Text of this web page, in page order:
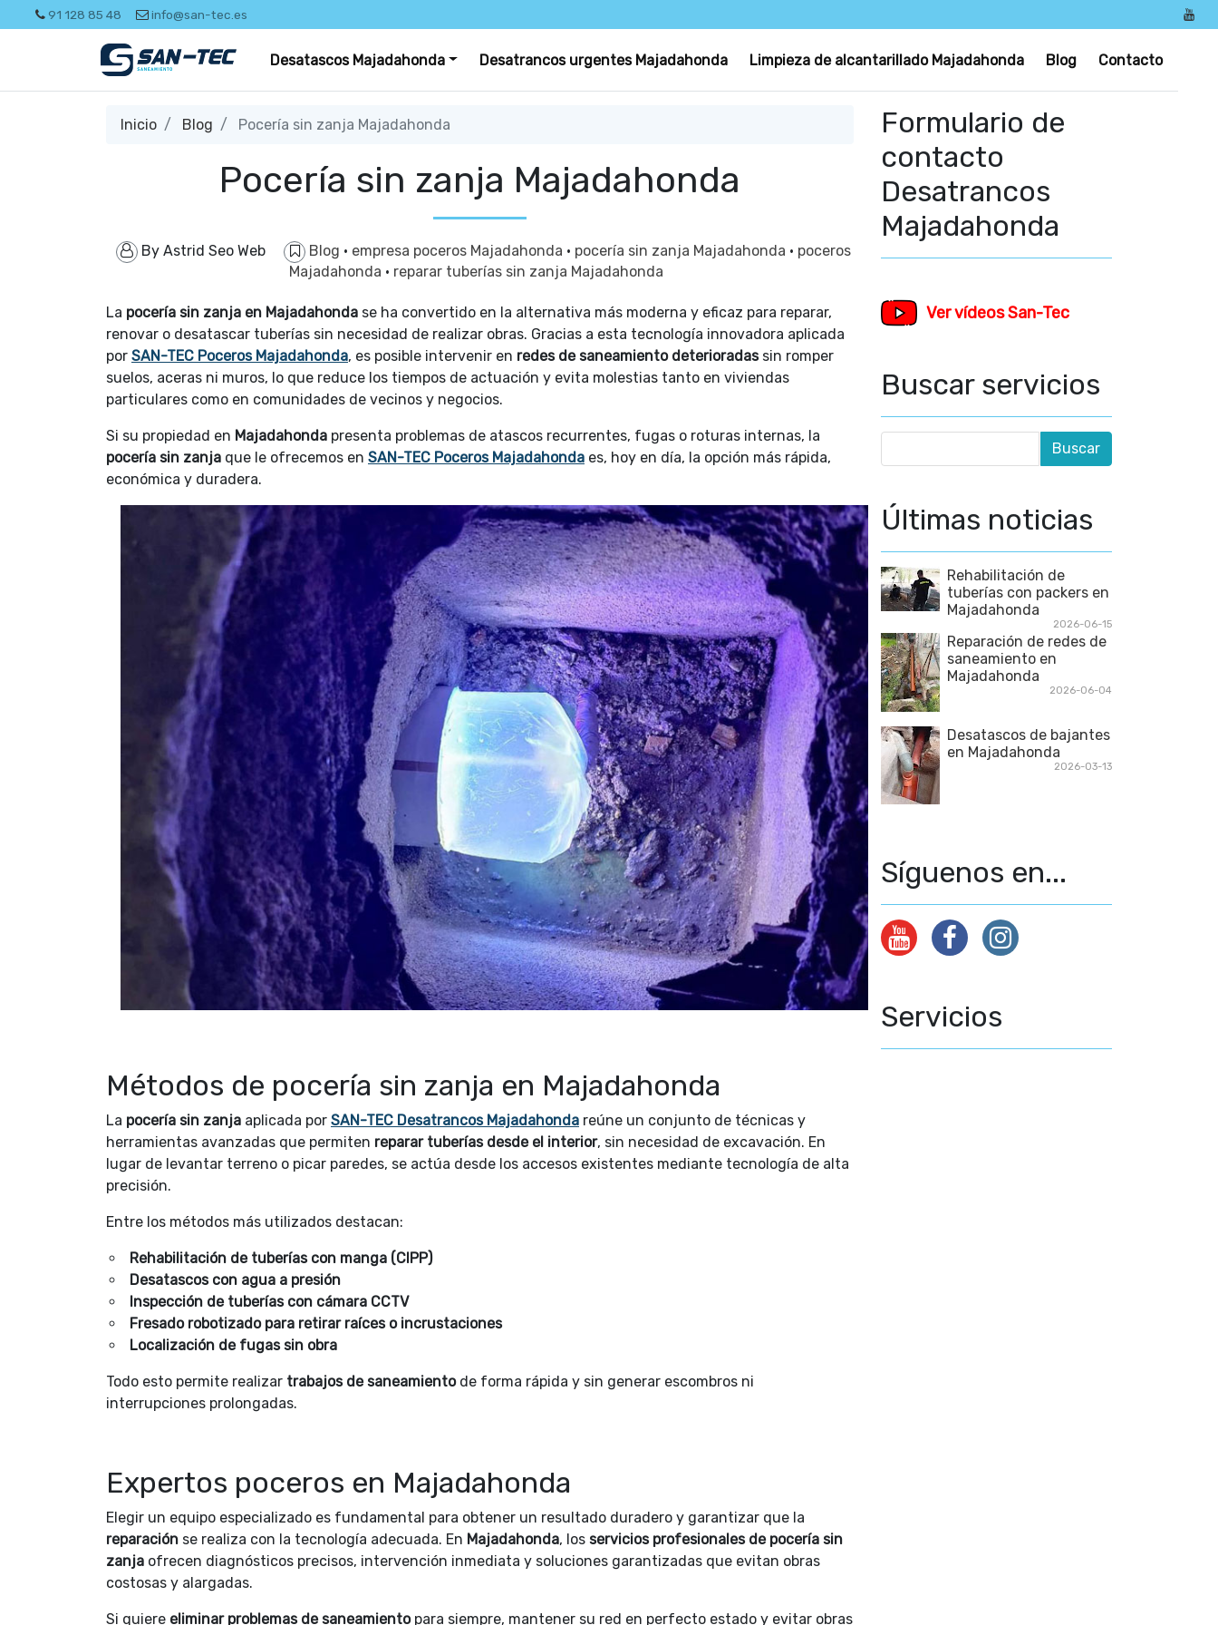
91 128 85 48 info@san-tec.es
Desatascos Majadahonda Desatrancos urgentes Majadahonda Limpieza de alcantarillado Majadahonda Blog Contacto
Inicio Blog Pocería sin zanja Majadahonda
Pocería sin zanja Majadahonda
By Astrid Seo Web Blog · empresa poceros Majadahonda · pocería sin zanja Majadahonda · poceros
Majadahonda · reparar tuberías sin zanja Majadahonda
La pocería sin zanja en Majadahonda se ha convertido en la alternativa más moderna y eficaz para reparar,
renovar o desatascar tuberías sin necesidad de realizar obras. Gracias a esta tecnología innovadora aplicada
por SAN-TEC Poceros Majadahonda, es posible intervenir en redes de saneamiento deterioradassin romper
suelos, aceras ni muros, lo que reduce los tiempos de actuación y evita molestias tanto en viviendas
particulares como en comunidades de vecinos y negocios.
Si su propiedad en Majadahonda presenta problemas de atascos recurrentes, fugas o roturas internas, la
pocería sin zanja que le ofrecemos en SAN-TEC Poceros Majadahonda es, hoy en día, la opción más rápida,
económica y duradera.
Métodos de pocería sin zanja en Majadahonda
La pocería sin zanja aplicada por SAN-TEC Desatrancos Majadahonda reúne un conjunto de técnicas y
herramientas avanzadas que permiten reparar tuberías desde el interior, sin necesidad de excavación. En
lugar de levantar terreno o picar paredes, se actúa desde los accesos existentes mediante tecnología de alta
precisión.
Entre los métodos más utilizados destacan:
Rehabilitación de tuberías con manga (CIPP)
Desatascos con agua a presión
Inspección de tuberías con cámara CCTV
Fresado robotizado para retirar raíces o incrustaciones
Localización de fugas sin obra
Todo esto permite realizar trabajos de saneamientode forma rápida y sin generar escombros ni
interrupciones prolongadas.
Expertos poceros en Majadahonda
Elegir un equipo especializado es fundamental para obtener un resultado duradero y garantizar que la
reparación se realiza con la tecnología adecuada. En Majadahonda, los servicios profesionales de pocería sin
zanja ofrecen diagnósticos precisos, intervención inmediata y soluciones garantizadas que evitan obras
costosas y alargadas.
Si quiere eliminar problemas de saneamientopara siempre, mantener su red en perfecto estado y evitar obras
Formulario de
contacto
Desatrancos
Majadahonda
Ver vídeos San-Tec
Buscar servicios
Últimas noticias
Rehabilitación de
tuberías con packers en
Majadahonda
2026-06-15
Reparación de redes de
saneamiento en
Majadahonda
2026-06-04
Desatascos de bajantes
en Majadahonda
2026-03-13
Síguenos en...
Servicios